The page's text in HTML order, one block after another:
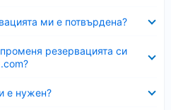
ми е потвърдена?
резервацията си
е нужен?